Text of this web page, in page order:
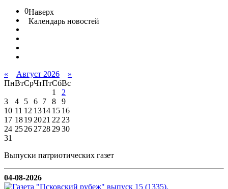
0Наверх
Календарь новостей
« Август 2026
»
ПнВтСрЧтПтСбВс
1
2
3
4 5 6 7 8
9
10 11 12 1314 15 16
17 18192021 2223
24 252627282930
31
Выпуски патриотических газет
04-08-2026